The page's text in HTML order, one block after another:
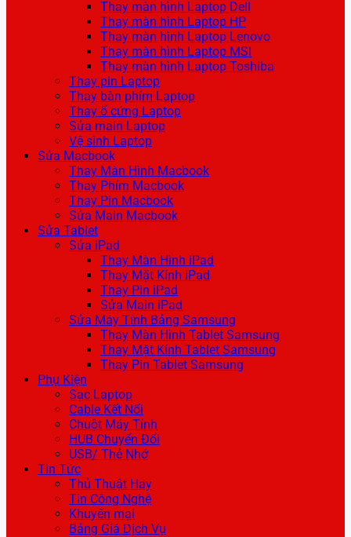
Thay màn hình Laptop Dell
Thay màn hình Laptop HP
Thay màn hình Laptop Lenovo
Thay màn hình Laptop MSI
Thay màn hình Laptop Toshiba
Thay pin Laptop
Thay bàn phím Laptop
Thay ổ cứng Laptop
Sửa main Laptop
Vệ sinh Laptop
Sửa Macbook
Thay Màn Hình Macbook
Thay Phím Macbook
Thay Pin Macbook
Sửa Main Macbook
Sửa Tablet
Sửa iPad
Thay Màn Hình iPad
Thay Mặt Kính iPad
Thay Pin iPad
Sửa Main iPad
Sửa Máy Tính Bảng Samsung
Thay Màn Hình Tablet Samsung
Thay Mặt Kính Tablet Samsung
Thay Pin Tablet Samsung
Phụ Kiện
Sạc Laptop
Cable Kết Nối
Chuột Máy Tính
HUB Chuyển Đổi
USB/ Thẻ Nhớ
Tin Tức
Thủ Thuật Hay
Tin Công Nghệ
Khuyến mại
Bảng Giá Dịch Vụ